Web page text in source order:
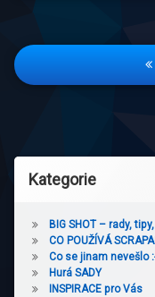
Navigace
pro
Kategorie
BIG SHOT – rady,
CO POUŽÍVÁ
Co se jinam nevešlo
Hurá SADY
INSPIRACE pro Vás